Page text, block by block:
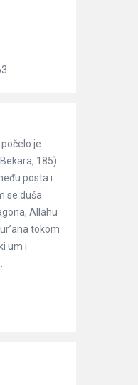
je
185)
posta i
se duša
Allahu
tokom
um i